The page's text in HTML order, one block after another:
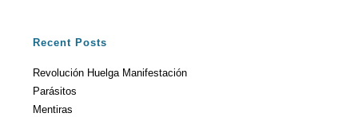
Recent Posts
Revolución Huelga Manifestación
Parásitos
Mentiras